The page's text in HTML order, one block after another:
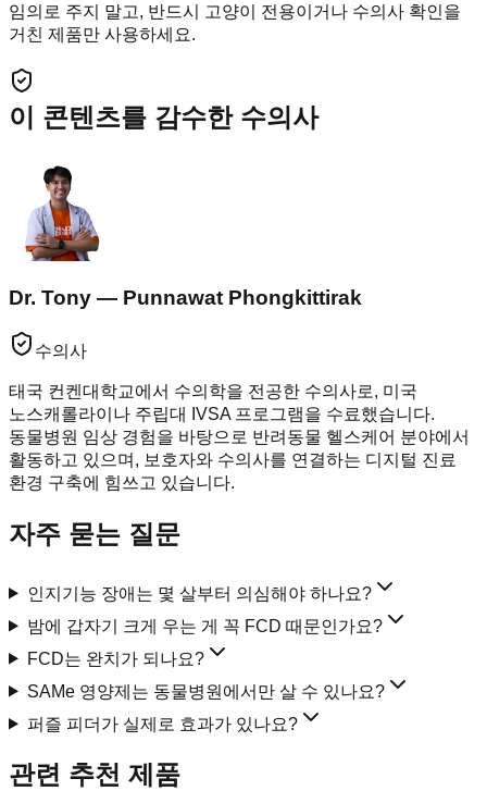
임의로 주지 말고, 반드시 고양이 전용이거나 수의사 확인을
거친 제품만 사용하세요.
이 콘텐츠를 감수한 수의사
Dr. Tony — Punnawat Phongkittirak
수의사
태국 컨켄대학교에서 수의학을 전공한 수의사로, 미국
노스캐롤라이나 주립대 IVSA 프로그램을 수료했습니다.
동물병원 임상 경험을 바탕으로 반려동물 헬스케어 분야에서
활동하고 있으며, 보호자와 수의사를 연결하는 디지털 진료
환경 구축에 힘쓰고 있습니다.
자주 묻는 질문
인지기능 장애는 몇 살부터 의심해야 하나요?
밤에 갑자기 크게 우는 게 꼭 FCD 때문인가요?
FCD는 완치가 되나요?
SAMe 영양제는 동물병원에서만 살 수 있나요?
퍼즐 피더가 실제로 효과가 있나요?
관련 추천 제품